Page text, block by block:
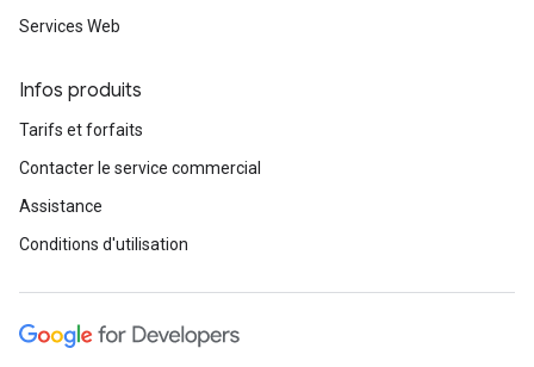
Services Web
Infos produits
Tarifs et forfaits
Contacter le service commercial
Assistance
Conditions d'utilisation